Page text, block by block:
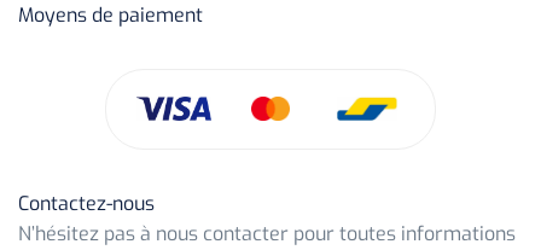
Moyens de paiement
Contactez-nous
N’hésitez pas à nous contacter pour toutes informations